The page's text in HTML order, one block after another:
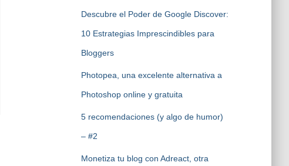
Descubre el Poder de Google Discover:
10 Estrategias Imprescindibles para
Bloggers
Photopea, una excelente alternativa a
Photoshop online y gratuita
5 recomendaciones (y algo de humor)
– #2
Monetiza tu blog con Adreact, otra